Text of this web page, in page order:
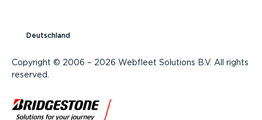
Copyright © 2006 – 2026 Webfleet Solutions B.V. All rights
reserved.
Deutschland